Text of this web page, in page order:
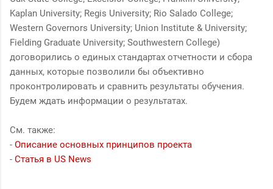
Kaplan University; Regis University; Rio Salado College;
Western Governors University; Union Institute & University;
Fielding Graduate University; Southwestern College)
договорились о единых стандартах отчетности и сбора
данных, которые позволили бы объективно
проконтролировать и сравнить результаты обучения.
Будем ждать информации о результатах.
См. также:
- Описание основных принципов проекта
- Статья в US News